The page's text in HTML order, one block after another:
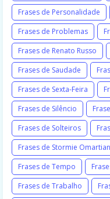
Frases de Personalidade
Frases de Problemas
Frases de Renato Russo
Frases de Saudade
Frases de Sexta-Feira
Frases de Silêncio
Frases de Solteiros
Frases de Stormie Omartian
Frases de Tempo
Frases de Trabalho